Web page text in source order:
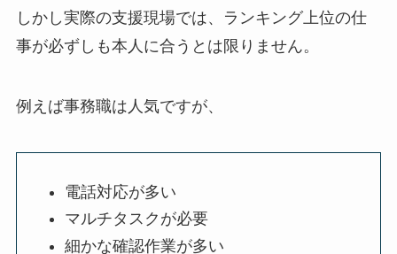
しかし実際の支援現場では、ランキング上位の仕
事が必ずしも本人に合うとは限りません。
例えば事務職は人気ですが、
電話対応が多い
マルチタスクが必要
細かな確認作業が多い